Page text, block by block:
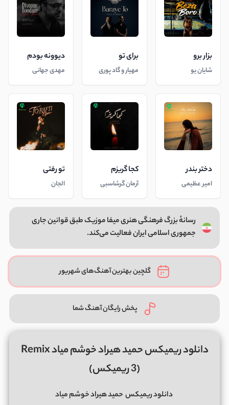
بزار برو
شایان یو
برای تو
مهیار و گاد پوری
دیوونه بودم
مهدی جهانی
دختر بندر
امیر عظیمی
کجا گریزم
آرمان گرشاسبی
تو رفتی
الجان
رسانهٔ بزرگ فرهنگی هنری میفا موزیک طبق قوانین جاری
جمهوری اسلامی ایران فعالیت می‌کند.
گلچین بهترین آهنگ‌های شهریور
پخش رایگان آهنگ شما
دانلود ریمیکس حمید هیراد خوشم میاد Remix
(3 ریمیکس)
دانلود ریمیکس حمید هیراد خوشم میاد